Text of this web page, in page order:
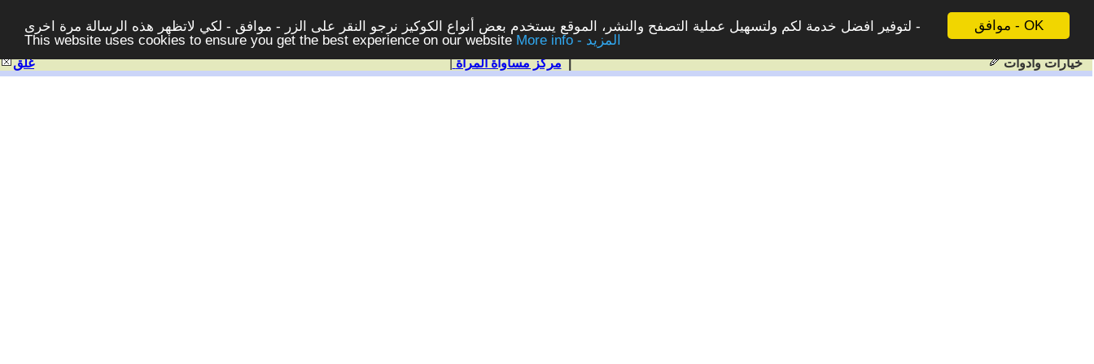
موافق - OK
لتوفير افضل خدمة لكم ولتسهيل عملية التصفح والنشر، الموقع يستخدم بعض أنواع الكوكيز نرجو النقر على الزر - موافق - لكي لاتظهر هذه الرسالة مرة اخرى -
This website uses cookies to ensure you get the best experience on our website
More info - المزيد
غلق | مركز مساواة المرأة| خيارات وادوات